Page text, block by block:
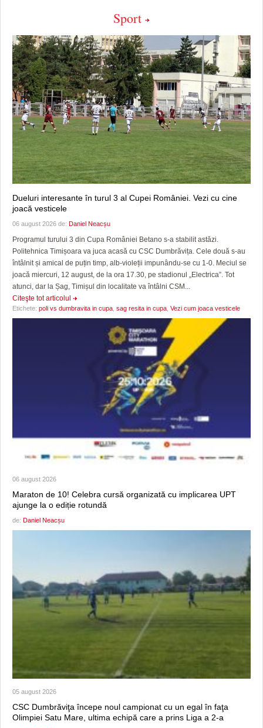
Sport
Dueluri interesante în turul 3 al Cupei României. Vezi cu cine
joacă vesticele
06 august 2026 de: Daniel Neacșu
Programul turului 3 din Cupa României Betano s-a stabilit astăzi.
Politehnica Timișoara va juca acasă cu CSC Dumbrăvița. Cele două s-au
întâlnit și amical de puțin timp, alb-violeții impunându-se cu 1-0. Meciul se
joacă miercuri, 12 august, de la ora 17.30, pe stadionul „Electrica”. Tot
atunci, dar la Șag, Timișul din localitate va întâlni CSM...
Citeşte tot articolul
Etichete: poli vs dumbravita in cupa sag resita in cupa Vezi cum joaca vesticele
06 august 2026
Maraton de 10! Celebra cursă organizată cu implicarea UPT
ajunge la o ediție rotundă
de: Daniel Neacșu
05 august 2026
CSC Dumbrăviţa începe noul campionat cu un egal în faţa
Olimpiei Satu Mare, ultima echipă care a prins Liga a 2-a